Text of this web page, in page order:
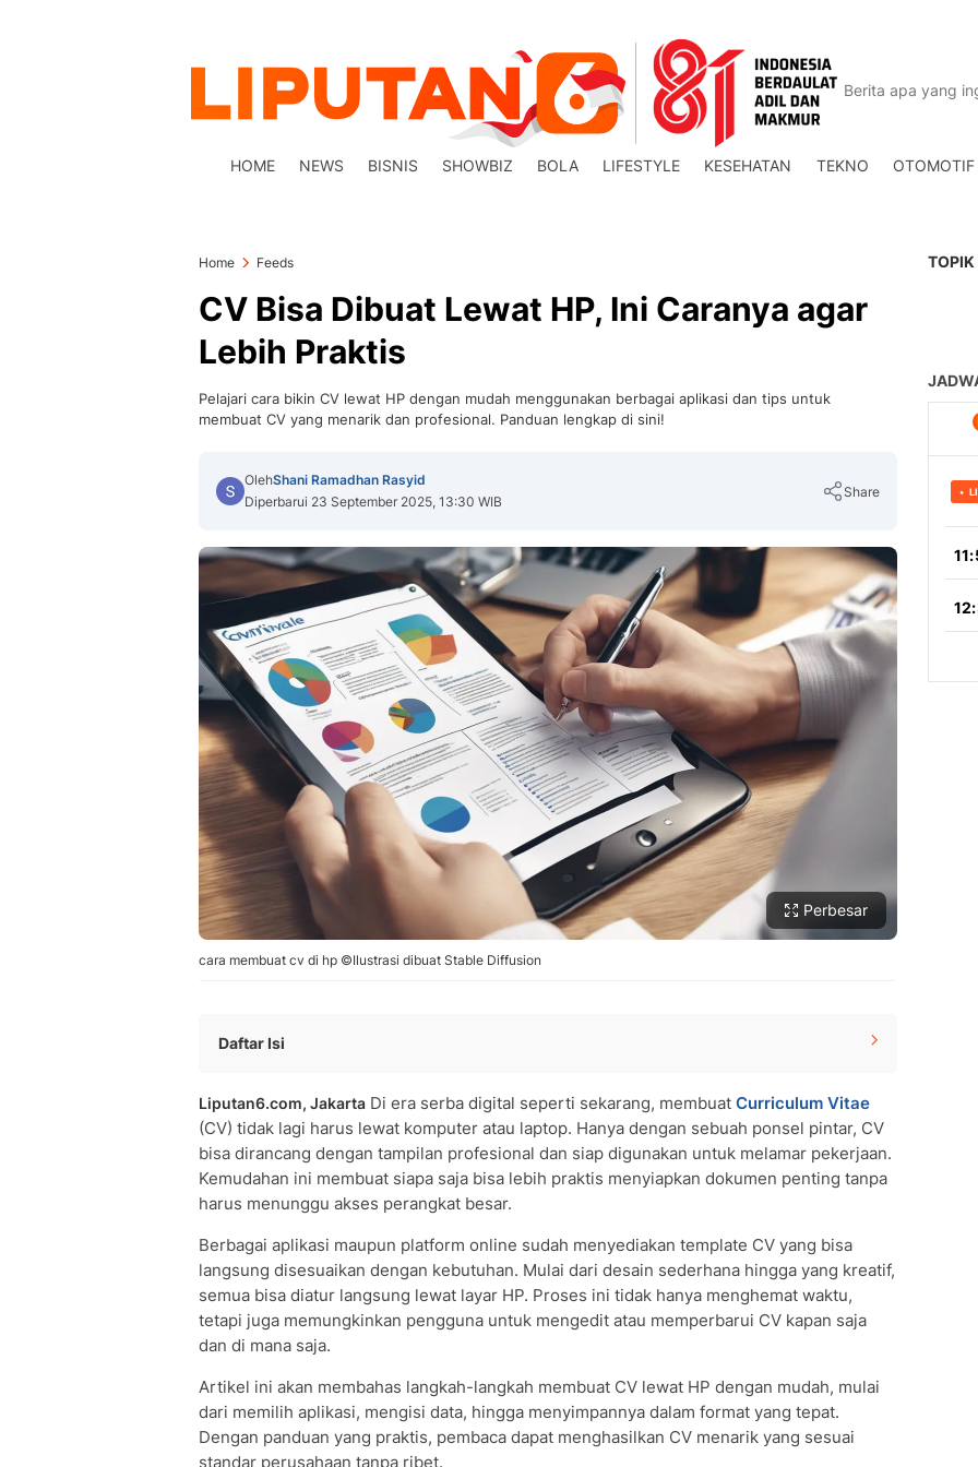
HOME NEWS BISNIS SHOWBIZ BOLA LIFESTYLE KESEHATAN TEKNO OTOMOTIF
Home Feeds
CV Bisa Dibuat Lewat HP, Ini Caranya agar
Lebih Praktis
Pelajari cara bikin CV lewat HP dengan mudah menggunakan berbagai aplikasi dan tips untuk
membuat CV yang menarik dan profesional. Panduan lengkap di sini!
OlehShani Ramadhan Rasyid
Diperbarui 23 September 2025, 13:30 WIB
Share
Copy Link
Perbesar
cara membuat cv di hp ©Ilustrasi dibuat Stable Diffusion
Daftar Isi
Manfaat Membuat CV yang Baik
Komponen Penting dalam CV
Aplikasi untuk Membuat CV di HP
Langkah-langkah Membuat CV dengan Canva
Cara Membuat CV Menggunakan Resume Builder
Membuat CV di HP dengan Microsoft Word
Tips Membuat CV yang Menarik
Kesalahan yang Harus Dihindari dalam Membuat CV
Membuat CV yang ATS-Friendly
CV Kreatif vs CV Konvensional
• CV Konvensional:
• Kapan Menggunakan CV Kreatif:
• Kapan Menggunakan CV Konvensional:
Liputan6.com, Jakarta Di era serba digital seperti sekarang, membuat Curriculum Vitae
(CV) tidak lagi harus lewat komputer atau laptop. Hanya dengan sebuah ponsel pintar, CV
bisa dirancang dengan tampilan profesional dan siap digunakan untuk melamar pekerjaan.
Kemudahan ini membuat siapa saja bisa lebih praktis menyiapkan dokumen penting tanpa
harus menunggu akses perangkat besar.
Berbagai aplikasi maupun platform online sudah menyediakan template CV yang bisa
langsung disesuaikan dengan kebutuhan. Mulai dari desain sederhana hingga yang kreatif,
semua bisa diatur langsung lewat layar HP. Proses ini tidak hanya menghemat waktu,
tetapi juga memungkinkan pengguna untuk mengedit atau memperbarui CV kapan saja
dan di mana saja.
Artikel ini akan membahas langkah-langkah membuat CV lewat HP dengan mudah, mulai
dari memilih aplikasi, mengisi data, hingga menyimpannya dalam format yang tepat.
Dengan panduan yang praktis, pembaca dapat menghasilkan CV menarik yang sesuai
standar perusahaan tanpa ribet.
TOPIK